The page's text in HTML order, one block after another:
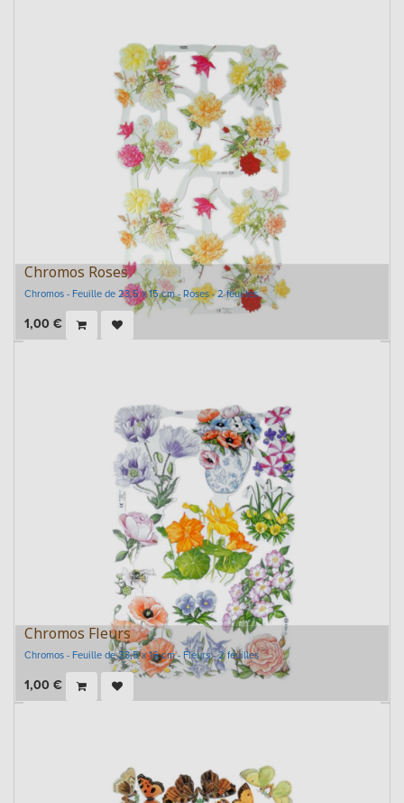
Chromos Roses
Chromos - Feuille de 23,5 x 15 cm - Roses - 2 feuilles
1,00 €
Chromos Fleurs
Chromos - Feuille de 23,5 x 16 cm - Fleurs - 2 feuilles
1,00 €